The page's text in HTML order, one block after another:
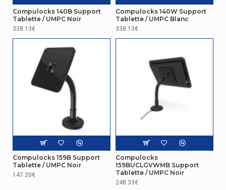
Compulocks 140B Support
Tablette / UMPC Noir
338.13€
Compulocks 140W Support
Tablette / UMPC Blanc
338.13€
Compulocks 159B Support
Tablette / UMPC Noir
147.20€
Compulocks
159BUCLGVWMB Support
Tablette / UMPC Noir
248.33€